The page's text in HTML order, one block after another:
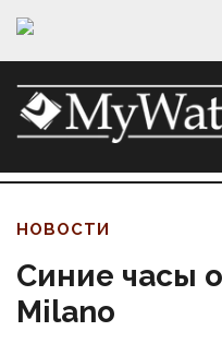
НОВОСТИ
Синие часы
Milano